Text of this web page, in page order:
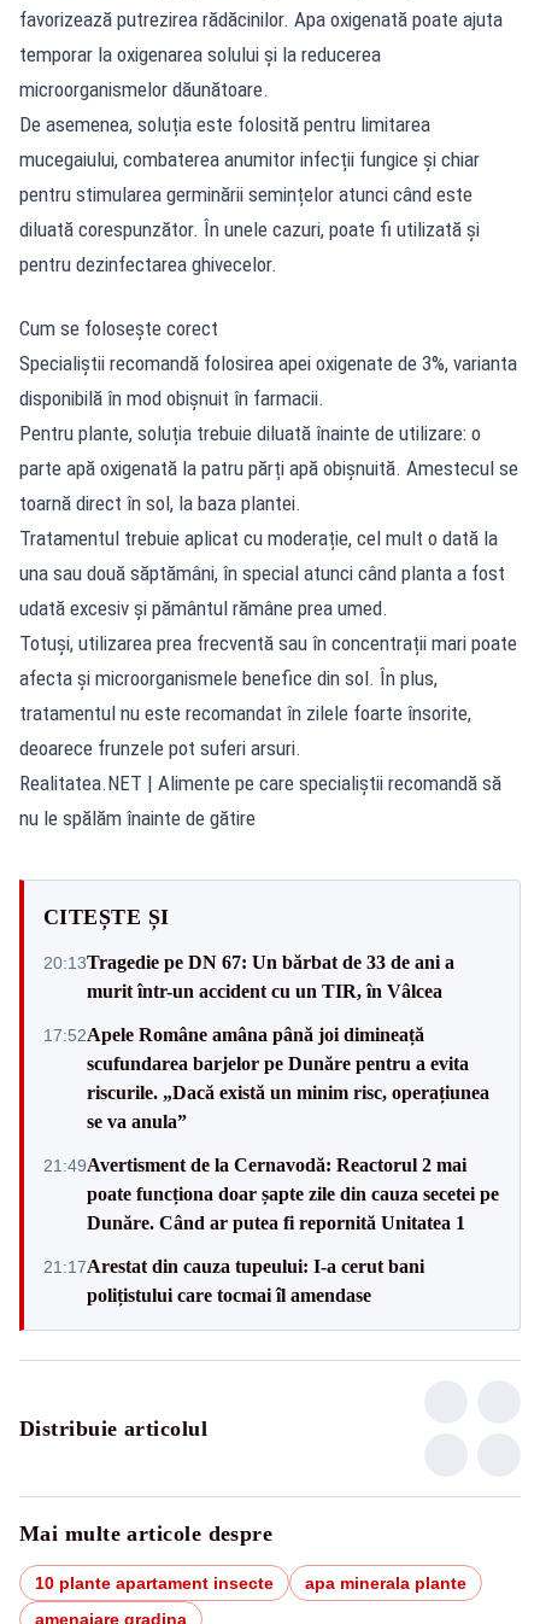
favorizează putrezirea rădăcinilor. Apa oxigenată poate ajuta
temporar la oxigenarea solului și la reducerea
microorganismelor dăunătoare.
De asemenea, soluția este folosită pentru limitarea
mucegaiului, combaterea anumitor infecții fungice și chiar
pentru stimularea germinării semințelor atunci când este
diluată corespunzător. În unele cazuri, poate fi utilizată și
pentru dezinfectarea ghivecelor.
Cum se folosește corect
Specialiștii recomandă folosirea apei oxigenate de 3%, varianta
disponibilă în mod obișnuit în farmacii.
Pentru plante, soluția trebuie diluată înainte de utilizare: o
parte apă oxigenată la patru părți apă obișnuită. Amestecul se
toarnă direct în sol, la baza plantei.
Tratamentul trebuie aplicat cu moderație, cel mult o dată la
una sau două săptămâni, în special atunci când planta a fost
udată excesiv și pământul rămâne prea umed.
Totuși, utilizarea prea frecventă sau în concentrații mari poate
afecta și microorganismele benefice din sol. În plus,
tratamentul nu este recomandat în zilele foarte însorite,
deoarece frunzele pot suferi arsuri.
Realitatea.NET | Alimente pe care specialiștii recomandă să
nu le spălăm înainte de gătire
CITEȘTE ȘI
20:13Tragedie pe DN 67: Un bărbat de 33 de ani a
murit într-un accident cu un TIR, în Vâlcea
17:52Apele Române amâna până joi dimineață
scufundarea barjelor pe Dunăre pentru a evita
riscurile. „Dacă există un minim risc, operațiunea
se va anula”
21:49Avertisment de la Cernavodă: Reactorul 2 mai
poate funcționa doar șapte zile din cauza secetei pe
Dunăre. Când ar putea fi repornită Unitatea 1
21:17Arestat din cauza tupeului: I-a cerut bani
polițistului care tocmai îl amendase
Distribuie articolul
Mai multe articole despre
10 plante apartament insecte
apa minerala plante
amenajare gradina